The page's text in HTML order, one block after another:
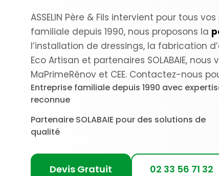
ASSELIN Père & Fils intervient pour tous
familiale depuis 1990, nous proposons la
l’installation de dressings, la fabrication
Eco Artisan et partenaires SOLABAIE,
MaPrimeRénov et CEE. Contactez-nous
Entreprise familiale depuis 1990 avec
reconnue
Partenaire SOLABAIE pour des solutions de
qualité
Devis Gratuit 02 33 56 71 32